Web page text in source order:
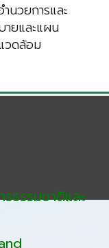
นวยการและ
ยและแผน
วดล้อม
ธรรมชาติและ